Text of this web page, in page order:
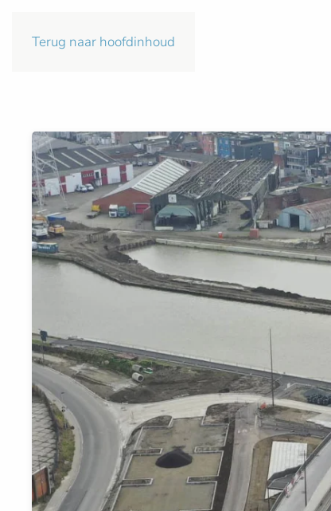
Terug naar hoofdinhoud